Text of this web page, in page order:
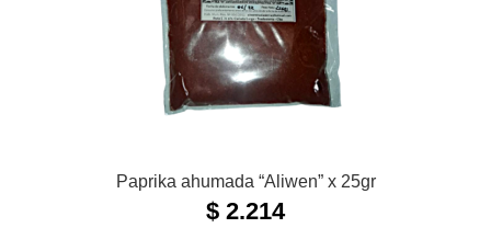
Paprika ahumada “Aliwen” x 25gr
$ 2.214